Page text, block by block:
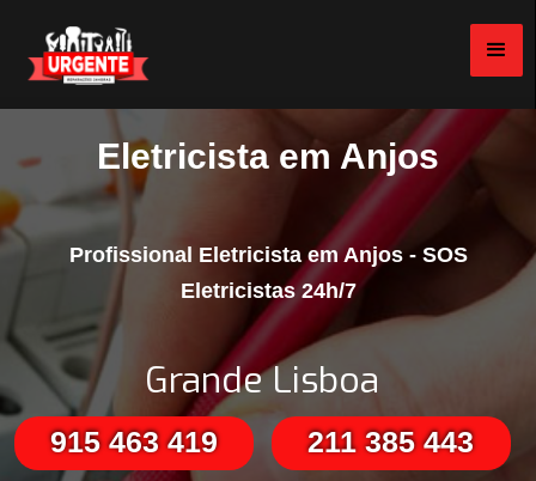
Eletricista em Anjos
Profissional Eletricista em Anjos - SOS
Eletricistas 24h/7
Grande Lisboa
915 463 419 211 385 443